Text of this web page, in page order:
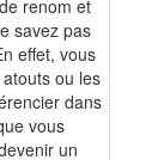
renom et
savez pas
effet, vous
ou les
dans
vous
un